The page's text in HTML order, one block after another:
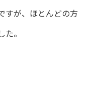
すが、ほとんどの方
。